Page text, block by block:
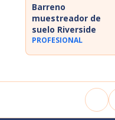
Barreno
muestreador de
suelo Riverside
PROFESIONAL